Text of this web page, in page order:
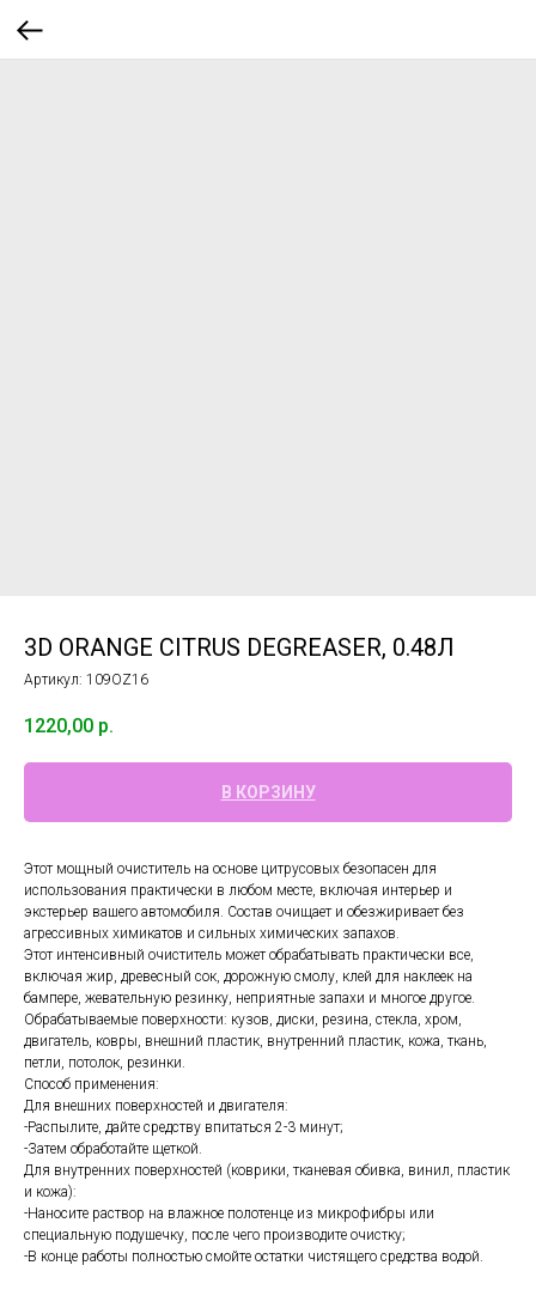
3D ORANGE CITRUS DEGREASER, 0.48Л
Артикул: 109OZ16
1220,00 р.
В КОРЗИНУ
Этот мощный очиститель на основе цитрусовых безопасен для
использования практически в любом месте, включая интерьер и
экстерьер вашего автомобиля. Состав очищает и обезжиривает без
агрессивных химикатов и сильных химических запахов.
Этот интенсивный очиститель может обрабатывать практически все,
включая жир, древесный сок, дорожную смолу, клей для наклеек на
бампере, жевательную резинку, неприятные запахи и многое другое.
Обрабатываемые поверхности: кузов, диски, резина, стекла, хром,
двигатель, ковры, внешний пластик, внутренний пластик, кожа, ткань,
петли, потолок, резинки.
Способ применения:
Для внешних поверхностей и двигателя:
-Распылите, дайте средству впитаться 2-3 минут;
-Затем обработайте щеткой.
Для внутренних поверхностей (коврики, тканевая обивка, винил, пластик
и кожа):
-Наносите раствор на влажное полотенце из микрофибры или
специальную подушечку, после чего производите очистку;
-В конце работы полностью смойте остатки чистящего средства водой.